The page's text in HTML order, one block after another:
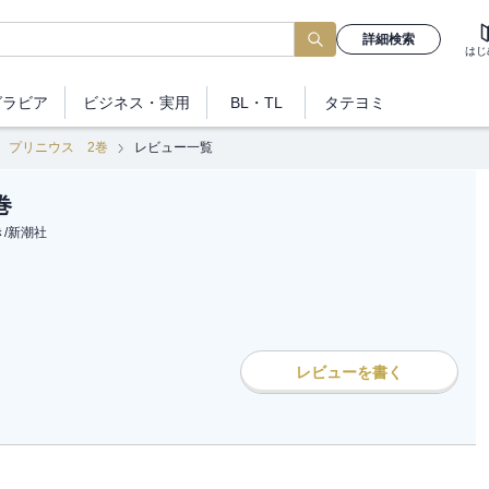
詳細検索
はじ
ビア ビジネス ・実用 BL・TL タテヨミ
プリニウス 2巻 レビュー一覧
/新潮社
レビューを書く